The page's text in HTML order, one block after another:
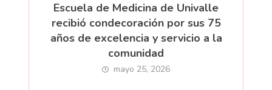
Escuela de Medicina de Univalle
recibió condecoración por sus 75
años de excelencia y servicio a la
comunidad
mayo 25, 2026